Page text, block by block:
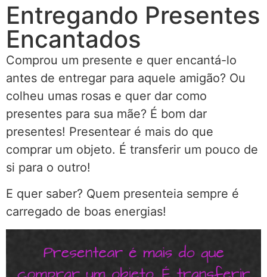
Entregando Presentes
Encantados
Comprou um presente e quer encantá-lo
antes de entregar para aquele amigão? Ou
colheu umas rosas e quer dar como
presentes para sua mãe? É bom dar
presentes! Presentear é mais do que
comprar um objeto. É transferir um pouco de
si para o outro!
E quer saber? Quem presenteia sempre é
carregado de boas energias!